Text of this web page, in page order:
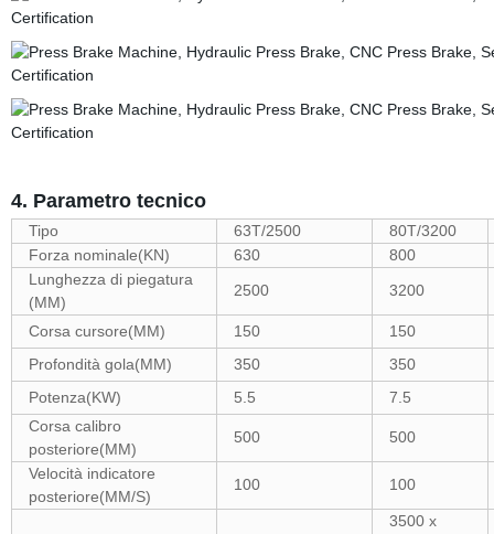
4. Parametro tecnico
Tipo 63T/2500
80T/3200
Forza nominale(KN)
630
800
Lunghezza di piegatura
(MM)
2500 3200
Corsa cursore(MM) 150
150
Profondità gola(MM)
350
350
Potenza(KW)
5.5
7.5
Corsa calibro
posteriore(MM)
500 500
Velocità indicatore
posteriore(MM/S)
100 100
3500 x